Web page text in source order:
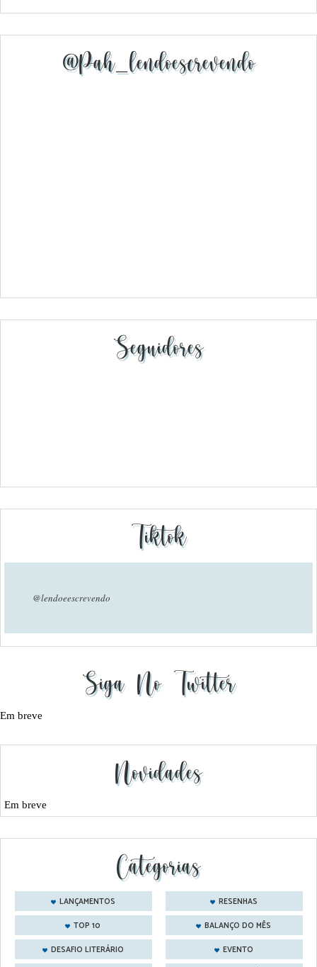
@pah_lendoescrevendo
Seguidores
Tiktok
@lendoeescrevendo
Siga No Twitter
Em breve
Novidades
Em breve
Categorias
LANÇAMENTOS
RESENHAS
TOP 10
BALANÇO DO MÊS
DESAFIO LITERÁRIO
EVENTO